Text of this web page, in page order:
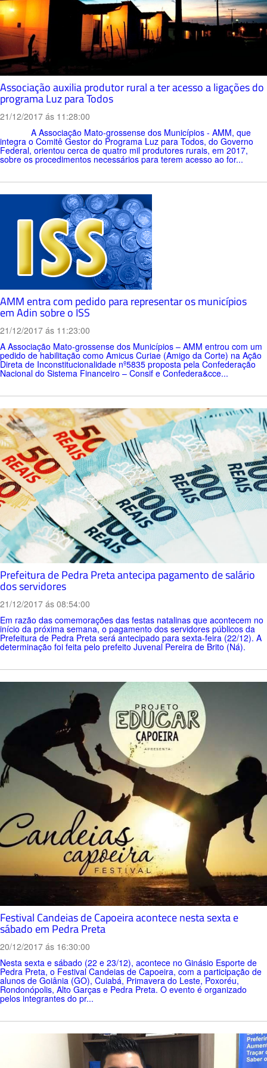
Associação auxilia produtor rural a ter acesso a ligações do
programa Luz para Todos
21/12/2017 ás 11:28:00
A Associação Mato-grossense dos Municípios - AMM, que
integra o Comitê Gestor do Programa Luz para Todos, do Governo
Federal, orientou cerca de quatro mil produtores rurais, em 2017,
sobre os procedimentos necessários para terem acesso ao for...
AMM entra com pedido para representar os municípios
em Adin sobre o ISS
21/12/2017 ás 11:23:00
A Associação Mato-grossense dos Municípios – AMM entrou com um
pedido de habilitação como Amicus Curiae (Amigo da Corte) na Ação
Direta de Inconstitucionalidade nº5835 proposta pela Confederação
Nacional do Sistema Financeiro – Consif e Confedera&cce...
Prefeitura de Pedra Preta antecipa pagamento de salário
dos servidores
21/12/2017 ás 08:54:00
Em razão das comemorações das festas natalinas que acontecem no
início da próxima semana, o pagamento dos servidores públicos da
Prefeitura de Pedra Preta será antecipado para sexta-feira (22/12). A
determinação foi feita pelo prefeito Juvenal Pereira de Brito (Ná).
Festival Candeias de Capoeira acontece nesta sexta e
sábado em Pedra Preta
20/12/2017 ás 16:30:00
Nesta sexta e sábado (22 e 23/12), acontece no Ginásio Esporte de
Pedra Preta, o Festival Candeias de Capoeira, com a participação de
alunos de Goiânia (GO), Cuiabá, Primavera do Leste, Poxoréu,
Rondonópolis, Alto Garças e Pedra Preta. O evento é organizado
pelos integrantes do pr...